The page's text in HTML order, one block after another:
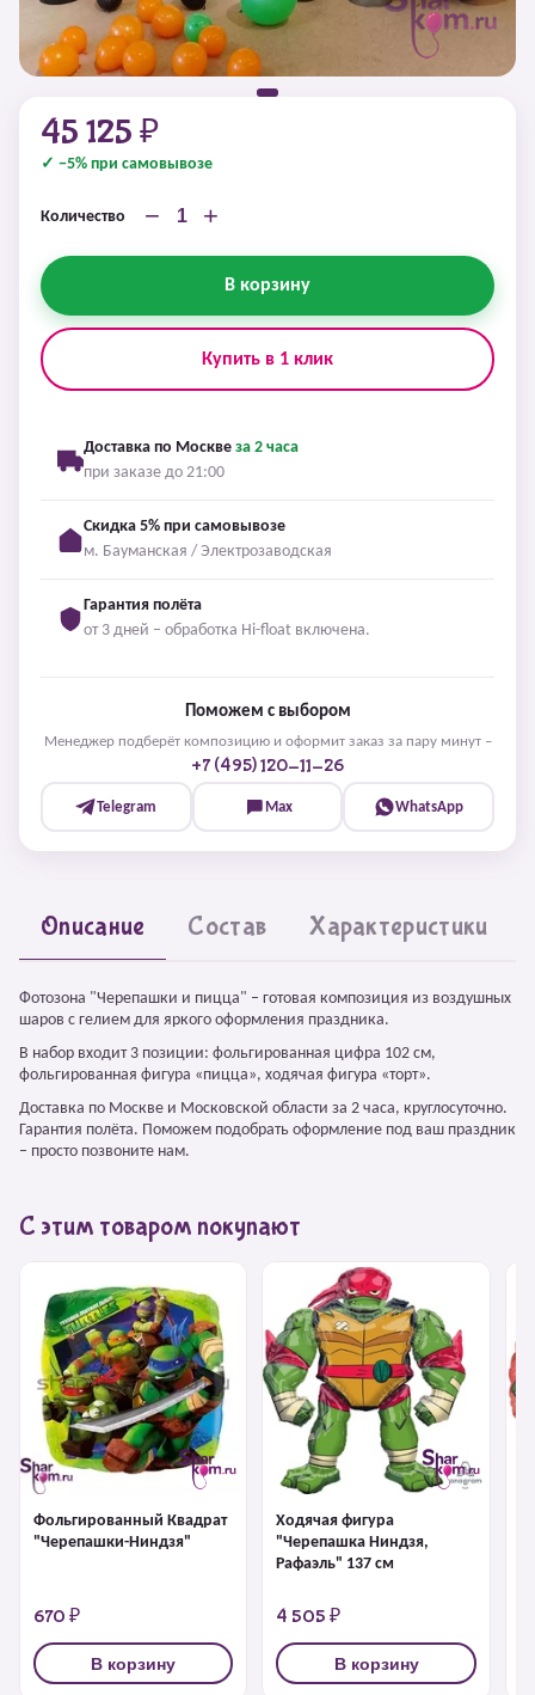
45 125 ₽
✓ −5% при самовывозе
Количество − +
В корзину
Купить в 1 клик
Доставка по Москве за 2 часа
при заказе до 21:00
Скидка 5% при самовывозе
м. Бауманская / Электрозаводская
Гарантия полёта
от 3 дней – обработка Hi-float включена.
Поможем с выбором
Менеджер подберёт композицию и оформит заказ за пару минут –
+7 (495) 120-11-26
Telegram Max WhatsApp
Описание Состав Характеристики
Фотозона "Черепашки и пицца" – готовая композиция из воздушных
шаров с гелием для яркого оформления праздника.
В набор входит 3 позиции: фольгированная цифра 102 см,
фольгированная фигура «пицца», ходячая фигура «торт».
Доставка по Москве и Московской области за 2 часа, круглосуточно.
Гарантия полёта. Поможем подобрать оформление под ваш праздник
– просто позвоните нам.
С этим товаром покупают
Фольгированный Квадрат
"Черепашки-Ниндзя"
670 ₽
В корзину
Ходячая фигура
"Черепашка Ниндзя,
Рафаэль" 137 см
4 505 ₽
В корзину